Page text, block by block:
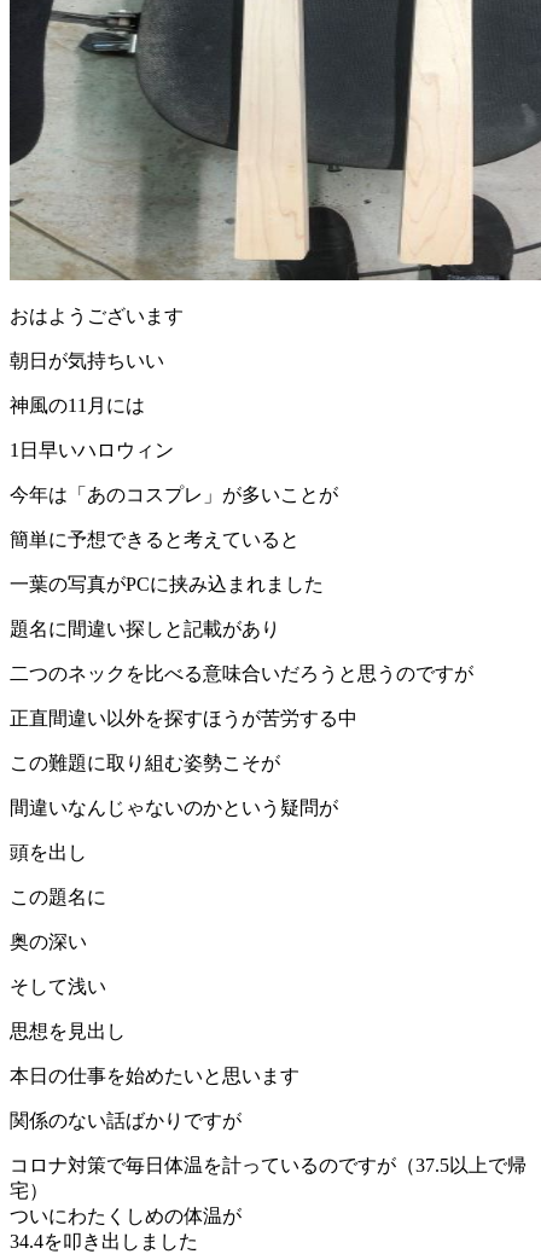
おはようございます
朝日が気持ちいい
神風の11月には
1日早いハロウィン
今年は「あのコスプレ」が多いことが
簡単に予想できると考えていると
一葉の写真がPCに挟み込まれました
題名に間違い探しと記載があり
二つのネックを比べる意味合いだろうと思うのですが
正直間違い以外を探すほうが苦労する中
この難題に取り組む姿勢こそが
間違いなんじゃないのかという疑問が
頭を出し
この題名に
奥の深い
そして浅い
思想を見出し
本日の仕事を始めたいと思います
関係のない話ばかりですが
コロナ対策で毎日体温を計っているのですが（37.5以上で帰
宅）
ついにわたくしめの体温が
34.4を叩き出しました